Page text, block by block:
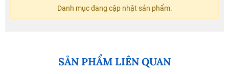
Danh mục đang cập nhật sản phẩm.
SẢN PHẨM LIÊN QUAN